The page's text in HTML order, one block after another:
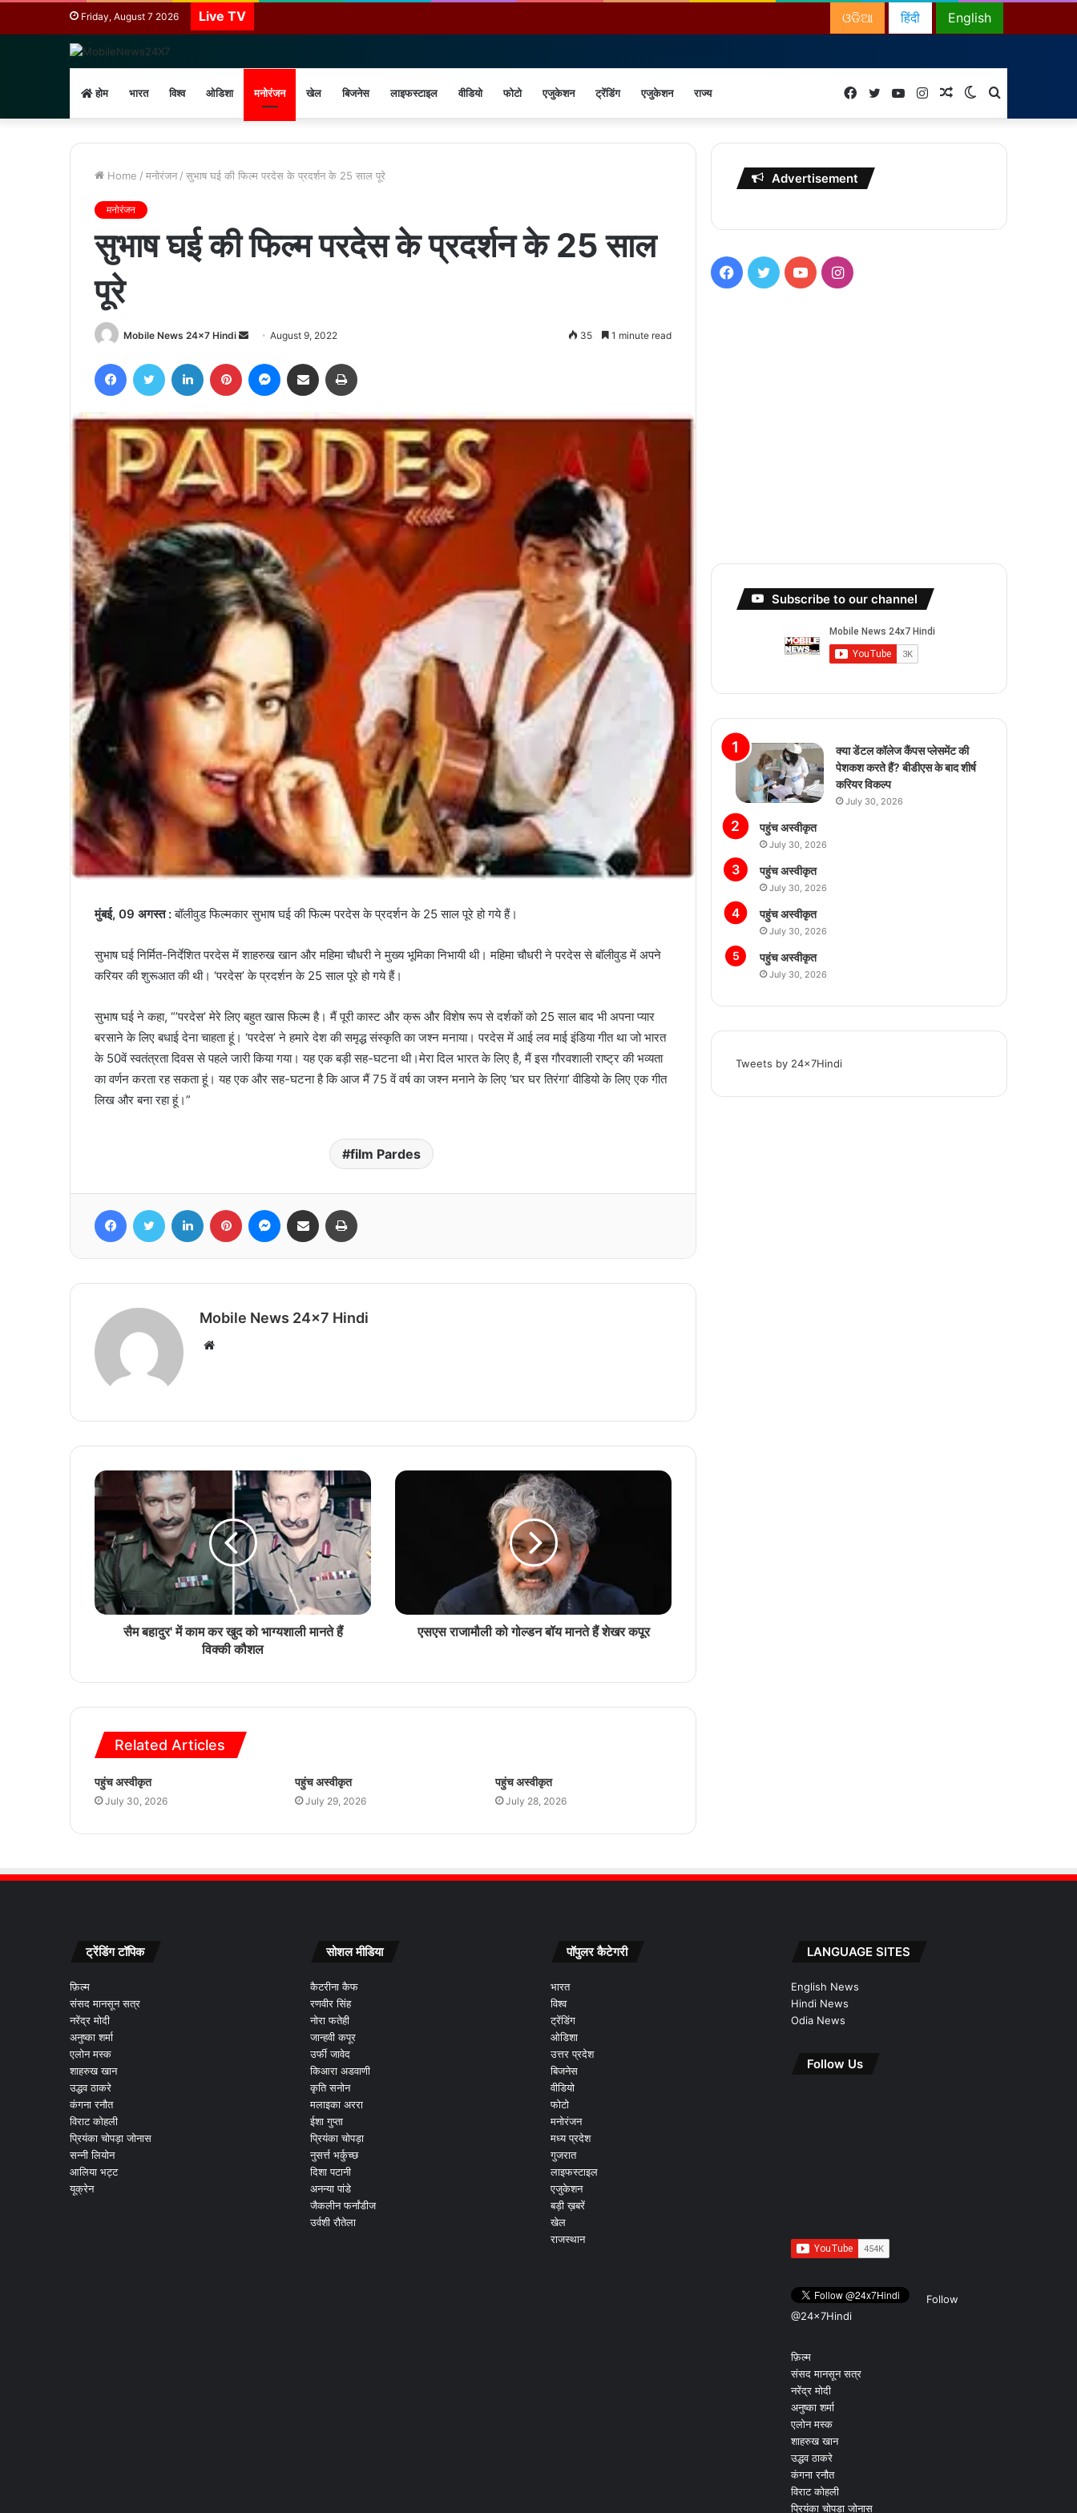
Friday, August 7 2026 Live TV English
हिंदी
ଓଡିଆ
होम भारत विश्व ओडिशा मनोरंजन खेल बिजनेस लाइफस्टाइल वीडियो फोटो एजुकेशन ट्रेंडिंग एजुकेशन राज्य
for
Switch
skin
Random
Article
Instagram
YouTube
Twitter
Facebook
Home / मनोरंजन / सुभाष घई की फिल्म परदेस के प्रदर्शन के 25 साल पूरे
मनोरंजन
सुभाष घई की फिल्म परदेस के प्रदर्शन के 25 साल
पूरे
Mobile News 24x7 Hindi
Send
email
August 9, 2022 35 1 minute read
FacebookTwitter LinkedIn Pinterest Messenger
Share via Email
मुंबई, 09 अगस्त :बॉलीवुड फिल्मकार सुभाष घई की फिल्म परदेस के प्रदर्शन के 25 साल पूरे हो गये हैं।
सुभाष घई निर्मित-निर्देशित परदेस में शाहरुख खान और महिमा चौधरी ने मुख्य भूमिका निभायी थी। महिमा चौधरी ने परदेस से बॉलीवुड में अपने
करियर की शुरूआत की थी। ‘परदेस’ के प्रदर्शन के 25 साल पूरे हो गये हैं।
सुभाष घई ने कहा, “’परदेस’ मेरे लिए बहुत खास फिल्म है। मैं पूरी कास्ट और क्रू और विशेष रूप से दर्शकों को 25 साल बाद भी अपना प्यार
बरसाने के लिए बधाई देना चाहता हूं। ‘परदेस’ ने हमारे देश की समृद्ध संस्कृति का जश्न मनाया। परदेस में आई लव माई इंडिया गीत था जो भारत
के 50वें स्वतंत्रता दिवस से पहले जारी किया गया। यह एक बड़ी सह-घटना थी।मेरा दिल भारत के लिए है, मैं इस गौरवशाली राष्ट्र की भव्यता
का वर्णन करता रह सकता हूं। यह एक और सह-घटना है कि आज मैं 75 वें वर्ष का जश्न मनाने के लिए ‘घर घर तिरंगा’ वीडियो के लिए एक गीत
लिख और बना रहा हूं।”
film Pardes
FacebookTwitter LinkedIn Pinterest Messenger
Share via Email
Mobile News 24x7 Hindi
Website
सैम बहादुर' में काम कर खुद को भाग्यशाली मानते हैं
विक्की कौशल
एसएस राजामौली को गोल्डन बॉय मानते हैं शेखर कपूर
Related Articles
पहुंच अस्वीकृत
July 30, 2026
पहुंच अस्वीकृत
July 29, 2026
पहुंच अस्वीकृत
July 28, 2026
Advertisement
Facebook
TwitterYouTubeInstagram
Subscribe to our channel
क्या डेंटल कॉलेज कैंपस प्लेसमेंट की
पेशकश करते हैं? बीडीएस के बाद शीर्ष
करियर विकल्प
July 30, 2026
पहुंच अस्वीकृत
July 30, 2026
पहुंच अस्वीकृत
July 30, 2026
पहुंच अस्वीकृत
July 30, 2026
पहुंच अस्वीकृत
July 30, 2026
Tweets by 24x7Hindi
ट्रेंडिंग टॉपिक
फ़िल्म
संसद मानसून सत्र
नरेंद्र मोदी
अनुष्का शर्मा
एलोन मस्क
शाहरुख खान
उद्धव ठाकरे
कंगना रनौत
विराट कोहली
प्रियंका चोपड़ा जोनास
सन्नी लियोन
आलिया भट्ट
यूक्रेन
सोशल मीडिया
कैटरीना कैफ
रणवीर सिंह
नोरा फतेही
जान्हवी कपूर
उर्फी जावेद
किआरा अडवाणी
कृति सनोन
मलाइका अररा
ईशा गुप्ता
प्रियंका चोपड़ा
नुसर्त्त भर्कुच्छ
दिशा पटानी
अनन्या पांडे
जैकलीन फर्नांडीज
उर्वशी रौतेला
पॉपुलर कैटेगरी
भारत
विश्व
ट्रेंडिंग
ओडिशा
उत्तर प्रदेश
बिजनेस
वीडियो
फोटो
मनोरंजन
मध्य प्रदेश
गुजरात
लाइफस्टाइल
एजुकेशन
बड़ी ख़बरें
खेल
राजस्थान
LANGUAGE SITES
English News
Hindi News
Odia News
Follow Us
Follow
@24x7Hindi
फ़िल्म
संसद मानसून सत्र
नरेंद्र मोदी
अनुष्का शर्मा
एलोन मस्क
शाहरुख खान
उद्धव ठाकरे
कंगना रनौत
विराट कोहली
प्रियंका चोपड़ा जोनास